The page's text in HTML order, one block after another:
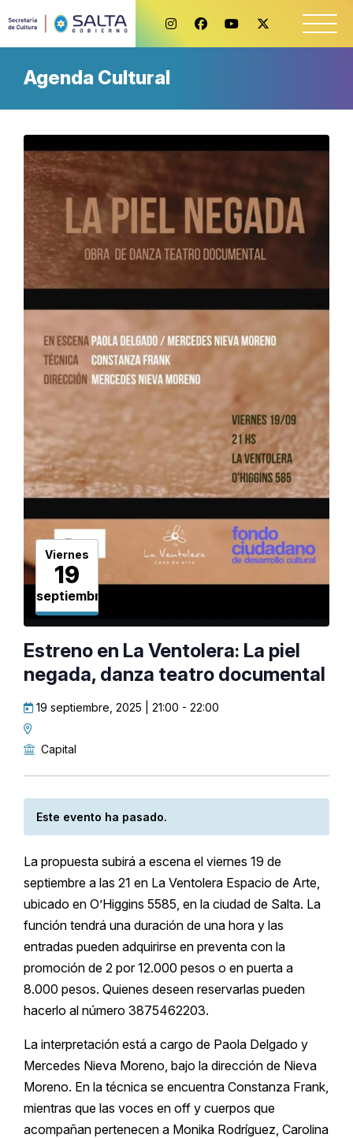
Agenda Cultural
Viernes
19
septiembre
Estreno en La Ventolera: La piel
negada, danza teatro documental
19 septiembre, 2025 | 21:00 - 22:00
Capital
Este evento ha pasado.
La propuesta subirá a escena el viernes 19 de
septiembre a las 21 en La Ventolera Espacio de Arte,
ubicado en O’Higgins 5585, en la ciudad de Salta. La
función tendrá una duración de una hora y las
entradas pueden adquirirse en preventa con la
promoción de 2 por 12.000 pesos o en puerta a
8.000 pesos. Quienes deseen reservarlas pueden
hacerlo al número 3875462203.
La interpretación está a cargo de Paola Delgado y
Mercedes Nieva Moreno, bajo la dirección de Nieva
Moreno. En la técnica se encuentra Constanza Frank,
mientras que las voces en off y cuerpos que
acompañan pertenecen a Monika Rodríguez, Carolina